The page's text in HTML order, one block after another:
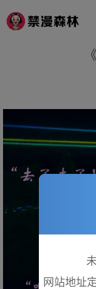
网站地址